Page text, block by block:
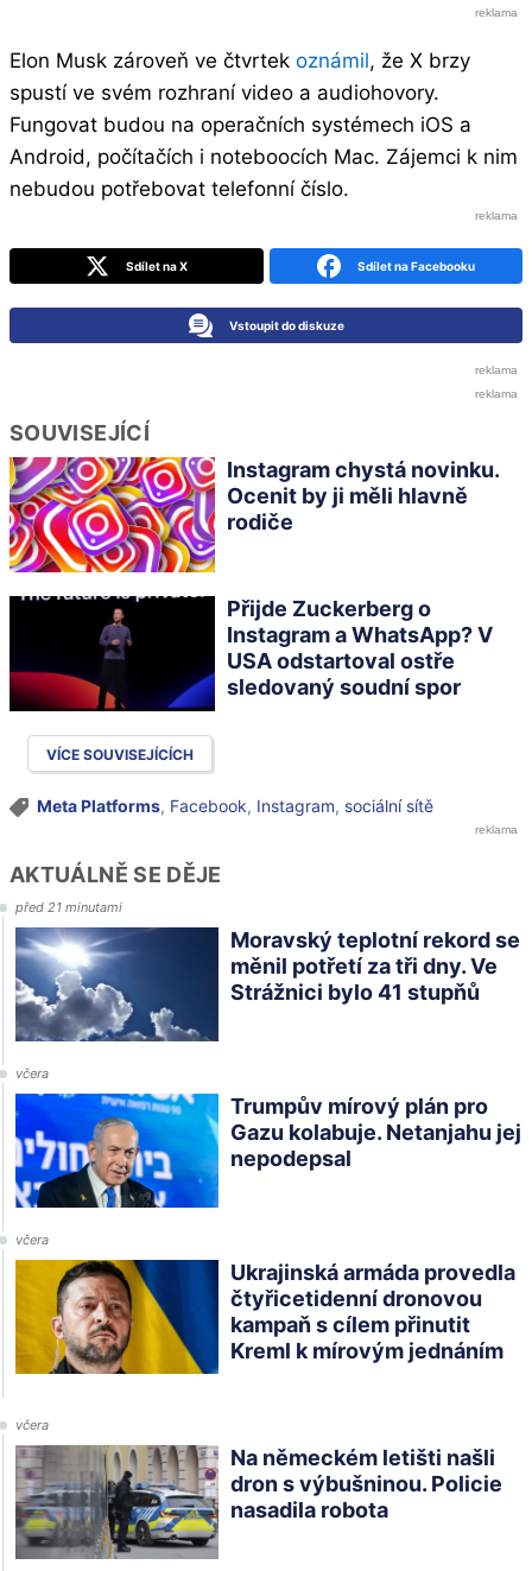
Elon Musk zároveň ve čtvrtek oznámil, že X brzy
spustí ve svém rozhraní video a audiohovory.
Fungovat budou na operačních systémech iOS a
Android, počítačích i noteboocích Mac. Zájemci k nim
nebudou potřebovat telefonní číslo.
Sdílet na X Sdílet na Facebooku
Vstoupit do diskuze
SOUVISEJÍCÍ
Instagram chystá novinku.
Ocenit by ji měli hlavně
rodiče
Přijde Zuckerberg o
Instagram a WhatsApp? V
USA odstartoval ostře
sledovaný soudní spor
VÍCE SOUVISEJÍCÍCH
Meta Platforms, Facebook, Instagram, sociální sítě
AKTUÁLNĚ SE DĚJE
před 21 minutami
Moravský teplotní rekord se
měnil potřetí za tři dny. Ve
Strážnici bylo 41 stupňů
včera
Trumpův mírový plán pro
Gazu kolabuje. Netanjahu jej
nepodepsal
včera
Ukrajinská armáda provedla
čtyřicetidenní dronovou
kampaň s cílem přinutit
Kreml k mírovým jednáním
včera
Na německém letišti našli
dron s výbušninou. Policie
nasadila robota